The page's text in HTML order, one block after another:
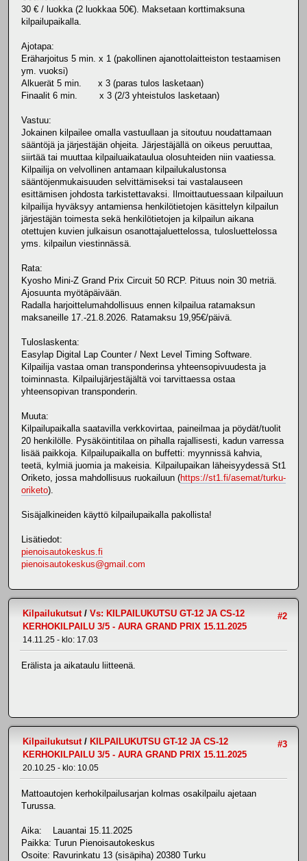
30 € / luokka (2 luokkaa 50€). Maksetaan korttimaksuna
kilpailupaikalla.
Ajotapa:
Eräharjoitus 5 min. x 1 (pakollinen ajanottolaitteiston testaamisen
ym. vuoksi)
Alkuerät 5 min. x 3 (paras tulos lasketaan)
Finaalit 6 min. x 3 (2/3 yhteistulos lasketaan)
Vastuu:
Jokainen kilpailee omalla vastuullaan ja sitoutuu noudattamaan
sääntöjä ja järjestäjän ohjeita. Järjestäjällä on oikeus peruuttaa,
siirtää tai muuttaa kilpailuaikataulua olosuhteiden niin vaatiessa.
Kilpailija on velvollinen antamaan kilpailukalustonsa
sääntöjenmukaisuuden selvittämiseksi tai vastalauseen
esittämisen johdosta tarkistettavaksi. Ilmoittautuessaan kilpailuun
kilpailija hyväksyy antamiensa henkilötietojen käsittelyn kilpailun
järjestäjän toimesta sekä henkilötietojen ja kilpailun aikana
otettujen kuvien julkaisun osanottajaluettelossa, tulosluettelossa
yms. kilpailun viestinnässä.
Rata:
Kyosho Mini-Z Grand Prix Circuit 50 RCP. Pituus noin 30 metriä.
Ajosuunta myötäpäivään.
Radalla harjoittelumahdollisuus ennen kilpailua ratamaksun
maksaneille 17.-21.8.2026. Ratamaksu 19,95€/päivä.
Tuloslaskenta:
Easylap Digital Lap Counter / Next Level Timing Software.
Kilpailija vastaa oman transponderinsa yhteensopivuudesta ja
toiminnasta. Kilpailujärjestäjältä voi tarvittaessa ostaa
yhteensopivan transponderin.
Muuta:
Kilpailupaikalla saatavilla verkkovirtaa, paineilmaa ja pöydät/tuolit
20 henkilölle. Pysäköintitilaa on pihalla rajallisesti, kadun varressa
lisää paikkoja. Kilpailupaikalla on buffetti: myynnissä kahvia,
teetä, kylmiä juomia ja makeisia. Kilpailupaikan läheisyydessä St1
Oriketo, jossa mahdollisuus ruokailuun (https://st1.fi/asemat/turku-
oriketo).
Sisäjalkineiden käyttö kilpailupaikalla pakollista!
Lisätiedot:
pienoisautokeskus.fi
pienoisautokeskus@gmail.com
#2
Kilpailukutsut/ Vs: KILPAILUKUTSU GT-12 JA CS-12
KERHOKILPAILU 3/5 - AURA GRAND PRIX 15.11.2025
14.11.25 - klo: 17.03
Erälista ja aikataulu liitteenä.
#3
Kilpailukutsut/ KILPAILUKUTSU GT-12 JA CS-12
KERHOKILPAILU 3/5 - AURA GRAND PRIX 15.11.2025
20.10.25 - klo: 10.05
Mattoautojen kerhokilpailusarjan kolmas osakilpailu ajetaan
Turussa.
Aika: Lauantai 15.11.2025
Paikka: Turun Pienoisautokeskus
Osoite: Ravurinkatu 13 (sisäpiha) 20380 Turku